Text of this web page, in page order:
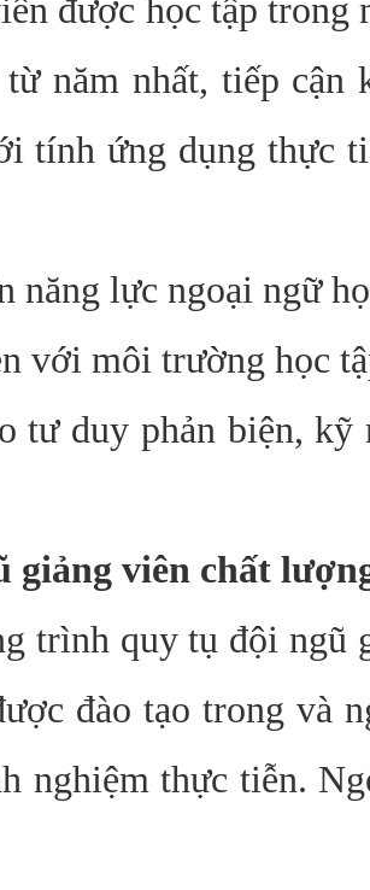
được học tập
năm nhất, tiếp cận
tính ứng dụng thực
năng lực ngoại ngữ
với môi trường học
tư duy phản biện,
giảng viên chất
trình quy tụ đội ngũ
đào tạo trong và
nghiệm thực tiễn.